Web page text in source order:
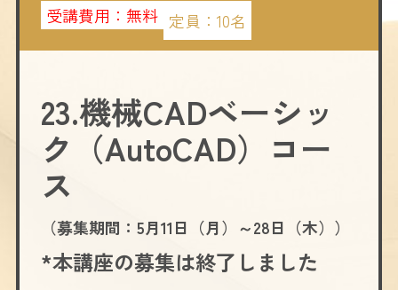
受講費用： 無料 定員： 10名
23.機械CADベーシッ
ク（AutoCAD）コー
ス
（募集期間：5月11日（月）～28日（木））
*本講座の募集は終了しました